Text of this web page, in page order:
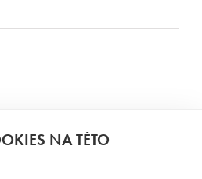
NA TÉTO